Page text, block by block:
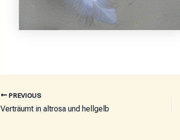
PREVIOUS
Verträumt in altrosa und hellgelb